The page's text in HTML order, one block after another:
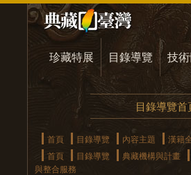
珍藏特展 目錄導覽 技
目錄導覽首
首頁 目錄導覽 內容主題 漢籍
首頁
目錄導覽 典藏機構與計畫
與整合服務